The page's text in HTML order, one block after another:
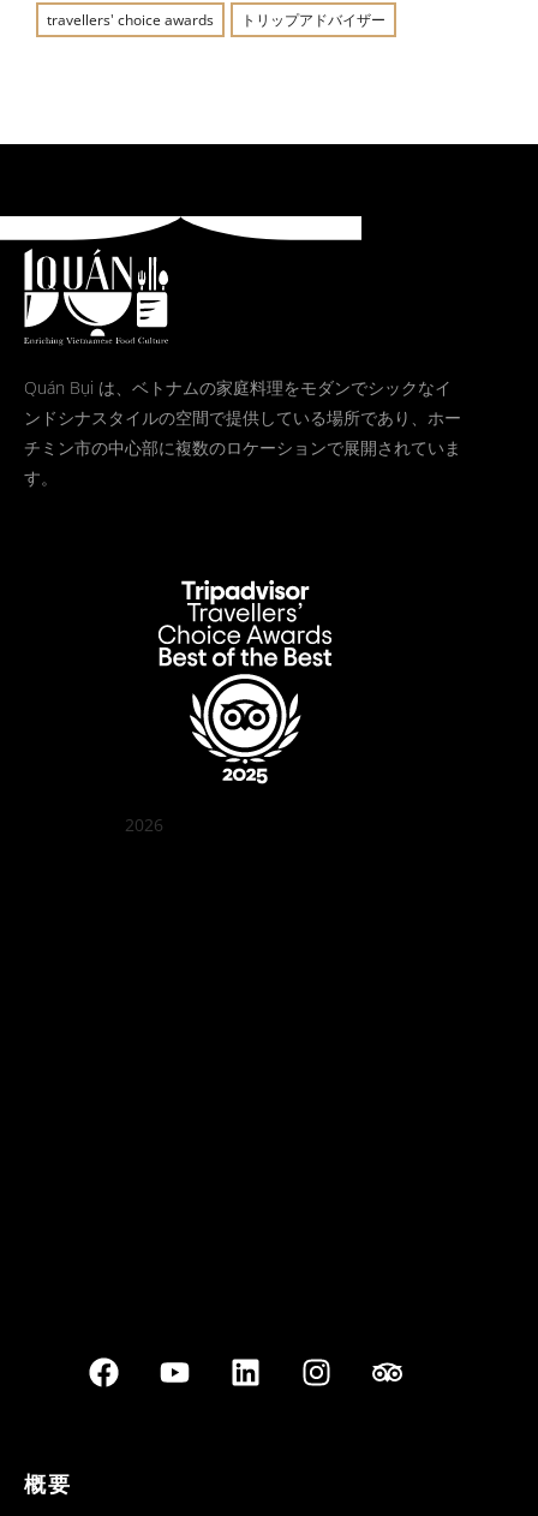
travellers' choice awards トリップアドバイザー
Quán Bụi は、ベトナムの家庭料理をモダンでシックなイ
ンドシナスタイルの空間で提供している場所であり、ホー
チミン市の中心部に複数のロケーションで展開されていま
す。
2026
概要